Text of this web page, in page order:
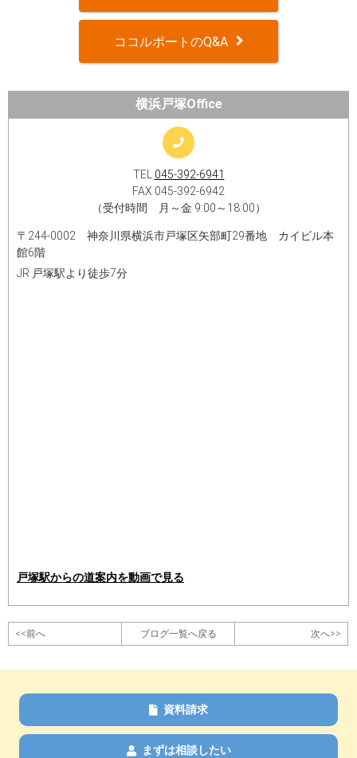
ココルポートのQ&A
横浜戸塚Office
TEL 045-392-6941
FAX 045-392-6942
（受付時間 月～金 9:00～18:00）
〒244-0002 神奈川県横浜市戸塚区矢部町29番地 カイビル本
館6階
JR 戸塚駅より徒歩7分
戸塚駅からの道案内を動画で見る
<<前へ ブログ一覧へ戻る 次へ>>
資料請求
まずは相談したい